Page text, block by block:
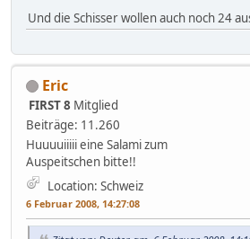
Und die Schisser wollen auch noch 24
Eric
FIRST 8 Mitglied
Beiträge: 11.260
Huuuuiiiii eine Salami zum
Auspeitschen bitte!!
Location: Schweiz
6 Februar 2008, 14:27:08